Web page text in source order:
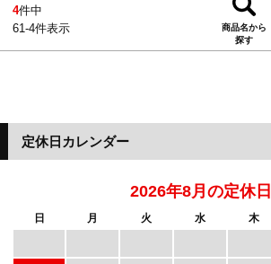
4件中
61-4件表示
商品名から
探す
定休日カレンダー
2026年8月の定休日
日 月 火 水 木